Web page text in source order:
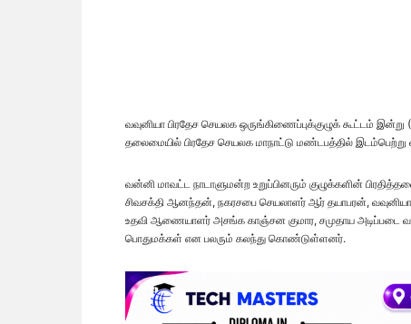
வவுனியா பிரதேச செயலக ஒருங்கிணைப்புக்குழுக் கூட்டம்
தலைமையில் பிரதேச செயலக மாநாட்டு மண்டபத்தில் இடம்பெற்று
வன்னி மாவட்ட நாடாளுமன்ற உறுப்பினரும் குழுக்களின்
சிவசக்தி ஆனந்தன், நகரசபை செயலாளர் ஆர் தயாபரன், வவுனியா
உதவி ஆணையாளர் அசங்க காஞ்சன குமார, சமுதாய அடிப்படை
பொதுமக்கள் என பலரும் கலந்து கொண்டுள்ளனர்.